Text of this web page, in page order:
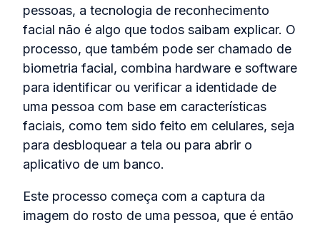
pessoas, a tecnologia de reconhecimento
facial não é algo que todos saibam explicar. O
processo, que também pode ser chamado de
biometria facial, combina hardware e software
para identificar ou verificar a identidade de
uma pessoa com base em características
faciais, como tem sido feito em celulares, seja
para desbloquear a tela ou para abrir o
aplicativo de um banco.
Este processo começa com a captura da
imagem do rosto de uma pessoa, que é então